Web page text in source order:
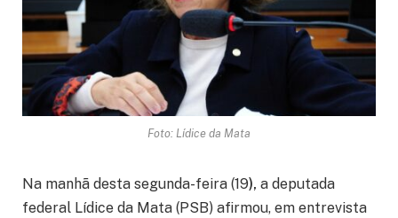
Foto: Lídice da Mata
Na manhã desta segunda-feira (19), a deputada
federal Lídice da Mata (PSB) afirmou, em entrevista